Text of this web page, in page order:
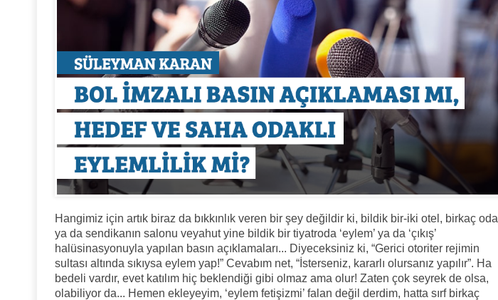
Hangimiz için artık biraz da bıkkınlık veren bir şey değildir ki, bildik bir-iki otel, birkaç oda
ya da sendikanın salonu veyahut yine bildik bir tiyatroda ‘eylem’ ya da ‘çıkış’
halüsinasyonuyla yapılan basın açıklamaları... Diyeceksiniz ki, “Gerici otoriter rejimin
sultası altında sıkıysa eylem yap!” Cevabım net, “İsterseniz, kararlı olursanız yapılır”. Ha
bedeli vardır, evet katılım hiç beklendiği gibi olmaz ama olur! Zaten çok seyrek de olsa,
olabiliyor da... Hemen ekleyeyim, ‘eylem fetişizmi’ falan değil derdim, hatta sırf birkaç